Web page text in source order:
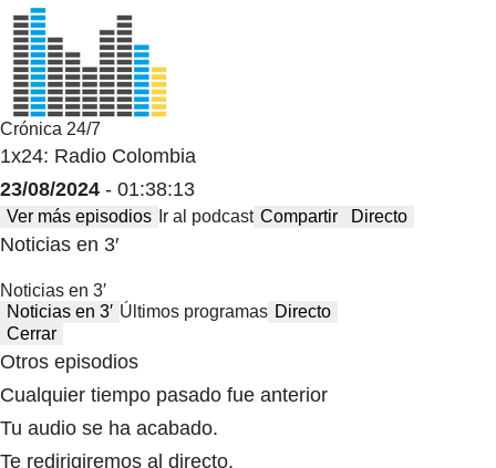
Crónica 24/7
1x24: Radio Colombia
23/08/2024 - 01:38:13
Ver más episodios Ir al podcast Compartir Directo
Noticias en 3′
Noticias en 3′
Noticias en 3′ Últimos programas Directo
Cerrar
Otros episodios
Cualquier tiempo pasado fue anterior
Tu audio se ha acabado.
Te redirigiremos al directo.